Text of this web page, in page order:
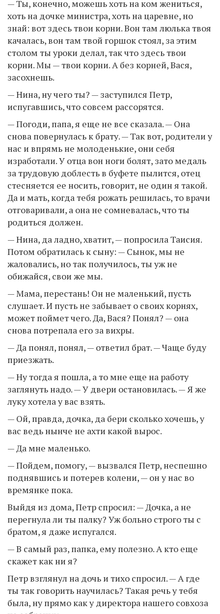
— Ты, конечно, можешь хоть на ком жениться,
хоть на дочке министра, хоть на царевне, но
знай: вот здесь твои корни. Вон там люлька твоя
качалась, вон там твой горшок стоял, за этим
столом ты уроки делал, так что здесь твои
корни. Мы — твои корни. А без корней, Вася,
засохнешь.
— Нина, ну чего ты? — заступился Петр,
испугавшись, что совсем рассорятся.
— Погоди, папа, я еще не все сказала. — Она
снова повернулась к брату. — Так вот, родители у
нас и впрямь не молоденькие, они себя
изработали. У отца вон ноги болят, зато медаль
за трудовую доблесть в буфете пылится, отец
стесняется ее носить, говорит, не один я такой.
Да и мать, когда тебя рожать решилась, то врачи
отговаривали, а она не сомневалась, что ты
родиться должен.
— Нина, да ладно, хватит, — попросила Таисия.
Потом обратилась к сыну: — Сынок, мы не
жаловались, но так получилось, ты уж не
обижайся, свои же мы.
— Мама, перестань! Он не маленький, пусть
слушает. И пусть не забывает о своих корнях,
может поймет чего. Да, Вася? Понял? — она
снова потрепала его за вихры.
— Да понял, понял, — ответил брат. — Чаще буду
приезжать.
— Ну тогда я пошла, а то мне еще на работу
заглянуть надо. — У двери остановилась. — Я же
луку хотела у вас взять.
— Ой, правда, дочка, да бери сколько хочешь, у
вас ведь нынче не ахти какой вырос.
— Да мне маленько.
— Пойдем, помогу, — вызвался Петр, неспешно
поднявшись и потерев колени, — он у нас во
времянке пока.
Выйдя из дома, Петр спросил: — Дочка, а не
перегнула ли ты палку? Уж больно строго ты с
братом, я даже испугался.
— В самый раз, папка, ему полезно. А кто еще
скажет как ни я?
Петр взглянул на дочь и тихо спросил. — А где
ты так говорить научилась? Такая речь у тебя
была, ну прямо как у директора нашего совхоза